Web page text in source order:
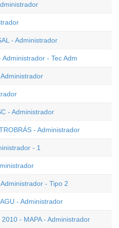
- Administrador
- Tec Adm
- Administrador
- Administrador
- 1
- Tipo 2
- Administrador
- MAPA - Administrador